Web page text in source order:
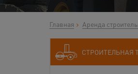
Главная Аренда
СТРОИТЕЛЬНАЯ